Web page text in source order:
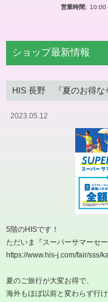
営業時間
10:00
ショップ最新情報
HIS 長野 『夏のお得な
2023.05.12
5階のHISです！
ただいま『スーパーサマーセ
https://www.his-j.com/fair/sss/
夏のご旅行が大変お得で、
海外もほぼ以前と変わらず行け